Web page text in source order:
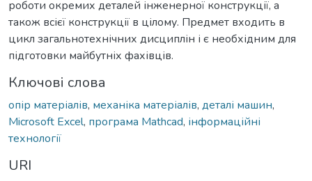
роботи окремих деталей інженерної конструкції, а
також всієї конструкції в цілому. Предмет входить в
цикл загальнотехнічних дисциплін і є необхідним для
підготовки майбутніх фахівців.
Ключові слова
опір матеріалів, механіка матеріалів, деталі машин,
Microsoft Excel, програма Mathcad, інформаційні
технології
URI